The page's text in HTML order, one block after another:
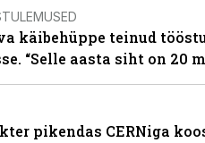
käibehüppe teinud
“Selle aasta siht on 20
pikendas CERNiga